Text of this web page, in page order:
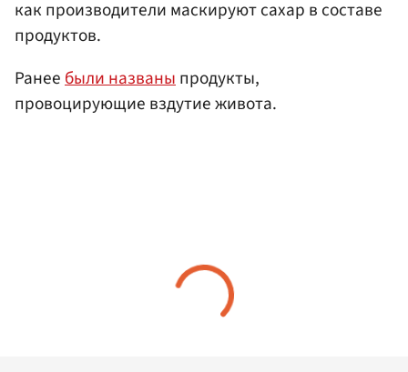
как производители маскируют сахар в составе
продуктов.
Ранеебыли названыпродукты,
провоцирующие вздутие живота.